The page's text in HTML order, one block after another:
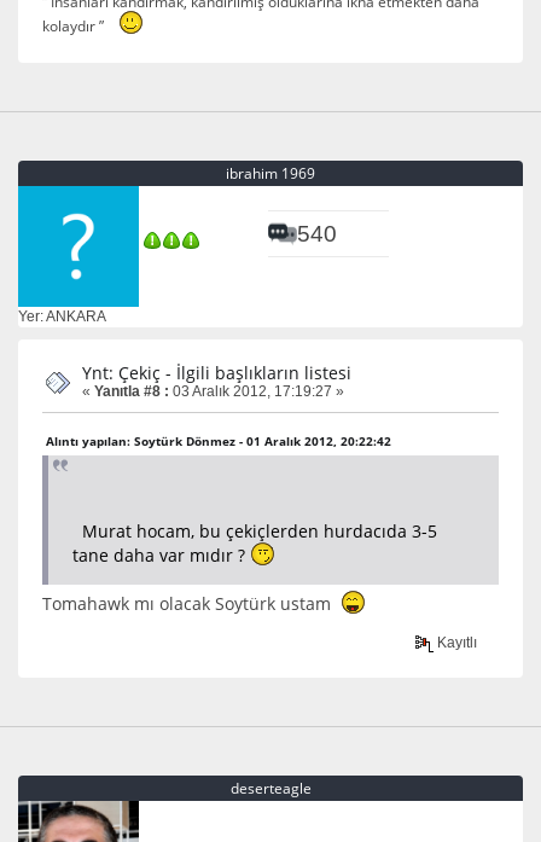
kolaydır ”
ibrahim 1969
540
Yer: ANKARA
Ynt: Çekiç - İlgili başlıkların listesi
« Yanıtla #8 : 03 Aralık 2012, 17:19:27 »
Alıntı yapılan: Soytürk Dönmez - 01 Aralık 2012, 20:22:42
Murat hocam, bu çekiçlerden hurdacıda 3-5
tane daha var mıdır ?
Tomahawk mı olacak Soytürk ustam
Kayıtlı
deserteagle